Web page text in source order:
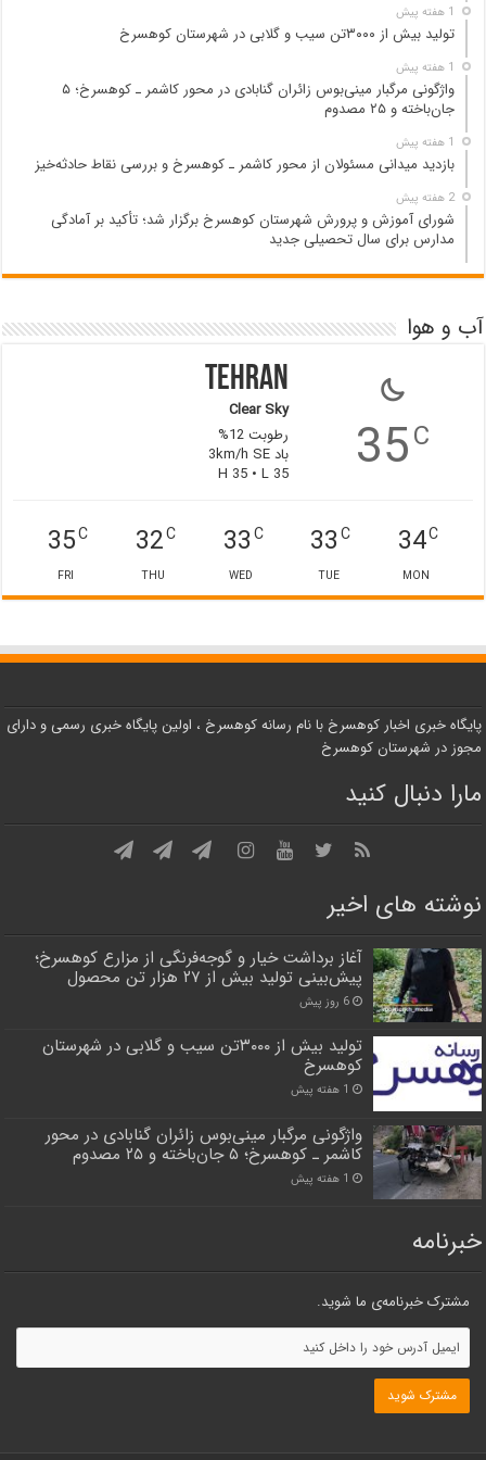
1 هفته پیش
تولید بیش از ۳۰۰۰تن سیب و گلابی در شهرستان کوهسرخ
1 هفته پیش
واژگونی مرگبار مینی‌بوس زائران گنابادی در محور کاشمر ـ کوهسرخ؛ ۵
جان‌باخته و ۲۵ مصدوم
1 هفته پیش
بازدید میدانی مسئولان از محور کاشمر ـ کوهسرخ و بررسی نقاط حادثه‌خیز
2 هفته پیش
شورای آموزش و پرورش شهرستان کوهسرخ برگزار شد؛ تأکید بر آمادگی
مدارس برای سال تحصیلی جدید
آب و هوا
35C
Tehran
Clear Sky
رطوبت 12%
باد 3km/h SE
H 35 • L 35
34C
MON
33C
TUE
33C
WED
32C
THU
35C
FRI
پایگاه خبری اخبار کوهسرخ با نام رسانه کوهسرخ ، اولین پایگاه خبری رسمی و دارای
مجوز در شهرستان کوهسرخ
مارا دنبال کنید
نوشته های اخیر
آغاز برداشت خیار و گوجه‌فرنگی از مزارع کوهسرخ؛
پیش‌بینی تولید بیش از ۲۷ هزار تن محصول
6 روز پیش
تولید بیش از ۳۰۰۰تن سیب و گلابی در شهرستان
کوهسرخ
1 هفته پیش
واژگونی مرگبار مینی‌بوس زائران گنابادی در محور
کاشمر ـ کوهسرخ؛ ۵ جان‌باخته و ۲۵ مصدوم
1 هفته پیش
خبرنامه
مشترک خبرنامه‌ی ما شوید.